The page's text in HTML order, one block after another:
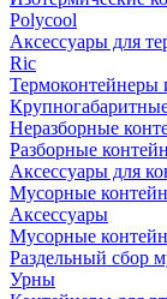
Polycool
Аксессуары для
Ric
Термоконтейнеры
Неразборные
Разборные
Аксессуары для
Мусорные
Аксессуары
Мусорные
Раздельный сбор
Урны